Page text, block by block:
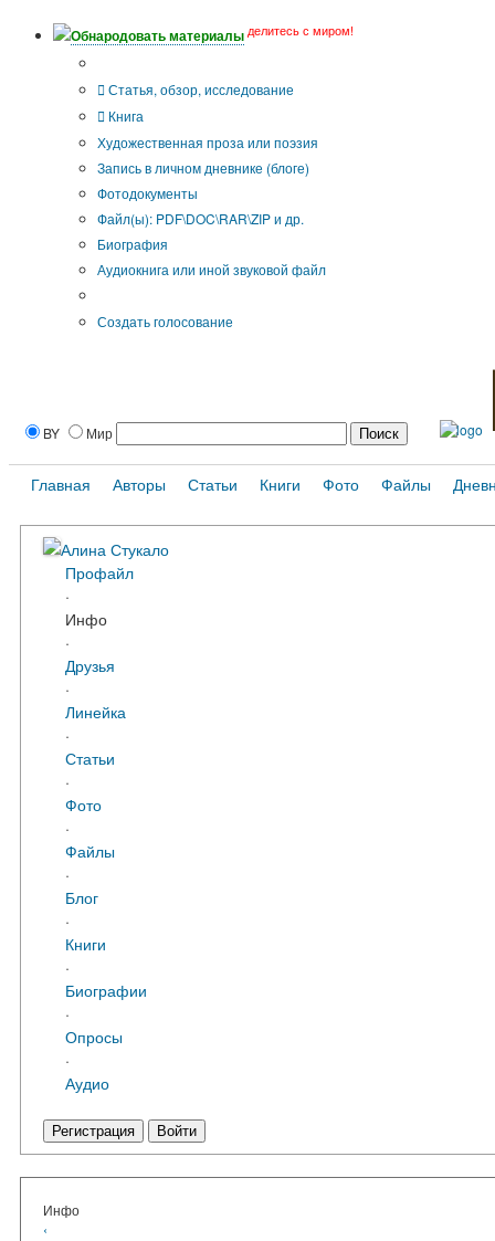
Обнародовать материалы делитесь с миром!
Статья, обзор, исследование
Книга
Художественная проза или поэзия
Запись в личном дневнике (блоге)
Фотодокументы
Файл(ы): PDF\DOC\RAR\ZIP и др.
Биография
Аудиокнига или иной звуковой файл
Создать голосование
BY Мир
Главная Авторы Статьи Книги Фото Файлы
Алина Стукало
Профайл
·
Инфо
·
Друзья
·
Линейка
·
Статьи
·
Фото
·
Файлы
·
Блог
·
Книги
·
Биографии
·
Опросы
·
Аудио
Регистрация Войти
Инфо
‹